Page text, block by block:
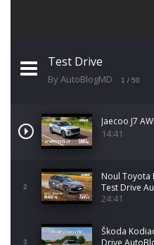
Test Drive
By AutoBlogMD 1 / 50
Jaecoo J7
14:41
2
Noul Toyota
Test Drive
24:41
3
Škoda
Drive